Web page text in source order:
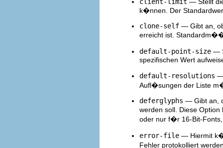
k�nnen. Der
clone-self — Gibt an,
erreicht ist.
default-point-size —
spezifischen Wert
default-resolutions —
Aufl�sungen der Liste
deferglyphs — Gibt an,
werden soll. Diese
oder nur f�r 16-Bit-
error-file — Hiermit
Fehler protokolliert